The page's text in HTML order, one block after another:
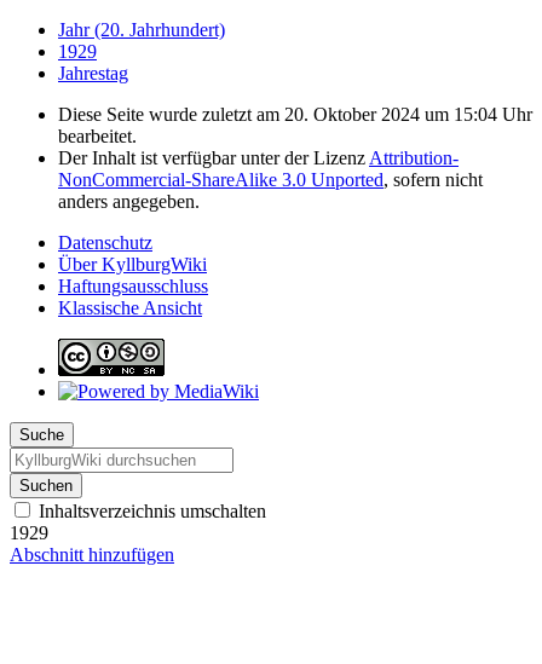
Jahr (20. Jahrhundert)
1929
Jahrestag
Diese Seite wurde zuletzt am 20. Oktober 2024 um 15:04 Uhr
bearbeitet.
Der Inhalt ist verfügbar unter der Lizenz Attribution-
NonCommercial-ShareAlike 3.0 Unported, sofern nicht
anders angegeben.
Datenschutz
Über KyllburgWiki
Haftungsausschluss
Klassische Ansicht
Suche
Suchen
Inhaltsverzeichnis umschalten
1929
Abschnitt hinzufügen